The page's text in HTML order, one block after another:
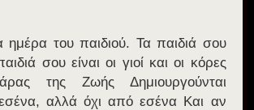
ημέρα του παιδιού. Τα παιδιά σου
σου είναι οι γιοί και οι κόρες
της Ζωής Δημιουργούνται
αλλά όχι από εσένα Και αν